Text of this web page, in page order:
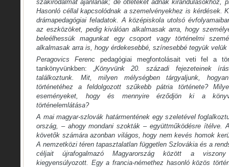
szakirodalmat ajánlanak; de ötleteket adnak kirándulásokhoz,
Hasonló céllal kapcsolódnak a szemelvényekhez is kérdések.
drámapedagógiai feladatok. A középiskola utolsó
az eszközöket, pedig kiválóan alkalmasak arra, hogy
beleélhessük magunkat egy csoport vagy történelmi
alkalmasak arra is, hogy érdekesebbé, színesebbé tegyük velük
Peragovics Ferencpedagógiai megfontolásait veti fel a
tankönyvünkben: „Könyvünk 20. századi fejezeteinek
találkoztunk. Mit, milyen mélységben tárgyaljunk,
történetéhez a feldolgozott szűkebb pátria története?
eseményeket, hogy és mennyire érződjön ki a
történelemlátása?
A mai magyar-szlovák határmentének egy szeletével
ország, – ahogy mondani szokták – együttműködésre ítélve.
követők számára azonban világos, hogy nem kevés homok
A nemzetközi téren tapasztalatlan független Szlovákia és a
céljait újrafogalmazó Magyarország között a
kiegyensúlyozott. Egy a francia-némethez hasonló közös